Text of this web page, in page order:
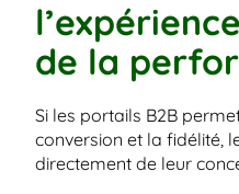
de la
Si les portails B2B
conversion et la fidélité,
directement de leur